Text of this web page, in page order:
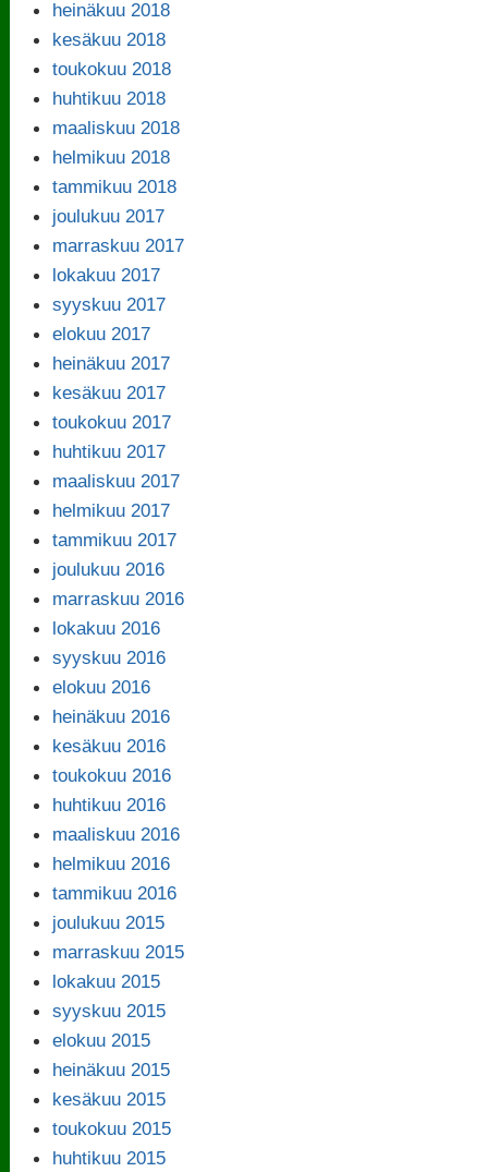
heinäkuu 2018
kesäkuu 2018
toukokuu 2018
huhtikuu 2018
maaliskuu 2018
helmikuu 2018
tammikuu 2018
joulukuu 2017
marraskuu 2017
lokakuu 2017
syyskuu 2017
elokuu 2017
heinäkuu 2017
kesäkuu 2017
toukokuu 2017
huhtikuu 2017
maaliskuu 2017
helmikuu 2017
tammikuu 2017
joulukuu 2016
marraskuu 2016
lokakuu 2016
syyskuu 2016
elokuu 2016
heinäkuu 2016
kesäkuu 2016
toukokuu 2016
huhtikuu 2016
maaliskuu 2016
helmikuu 2016
tammikuu 2016
joulukuu 2015
marraskuu 2015
lokakuu 2015
syyskuu 2015
elokuu 2015
heinäkuu 2015
kesäkuu 2015
toukokuu 2015
huhtikuu 2015